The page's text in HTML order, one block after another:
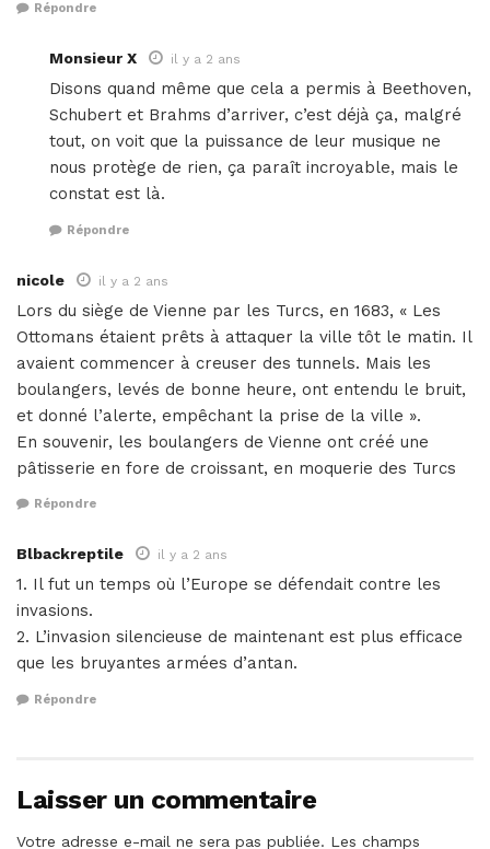
Répondre
Monsieur X il y a 2 ans
Disons quand même que cela a permis à Beethoven,
Schubert et Brahms d’arriver, c’est déjà ça, malgré
tout, on voit que la puissance de leur musique ne
nous protège de rien, ça paraît incroyable, mais le
constat est là.
Répondre
nicole il y a 2 ans
Lors du siège de Vienne par les Turcs, en 1683, « Les
Ottomans étaient prêts à attaquer la ville tôt le matin. Il
avaient commencer à creuser des tunnels. Mais les
boulangers, levés de bonne heure, ont entendu le bruit,
et donné l’alerte, empêchant la prise de la ville ».
En souvenir, les boulangers de Vienne ont créé une
pâtisserie en fore de croissant, en moquerie des Turcs
Répondre
Blbackreptile il y a 2 ans
1. Il fut un temps où l’Europe se défendait contre les
invasions.
2. L’invasion silencieuse de maintenant est plus efficace
que les bruyantes armées d’antan.
Répondre
Laisser un commentaire
Votre adresse e-mail ne sera pas publiée. Les champs